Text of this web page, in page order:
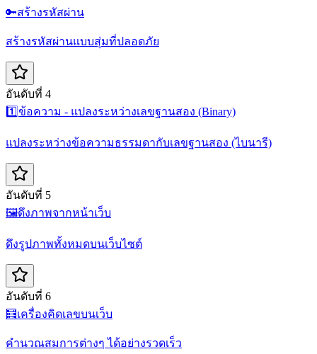
🔑สร้างรหัสผ่าน
สร้างรหัสผ่านแบบสุ่มที่ปลอดภัย
อันดับที่ 4
1️⃣ข้อความ - แปลงระหว่างเลขฐานสอง (Binary)
แปลงระหว่างข้อความธรรมดากับเลขฐานสอง (ไบนารี)
อันดับที่ 5
🖼️ดึงภาพจากหน้าเว็บ
ดึงรูปภาพทั้งหมดบนเว็บไซต์
อันดับที่ 6
🧮เครื่องคิดเลขบนเว็บ
คำนวณสมการต่างๆ ได้อย่างรวดเร็ว